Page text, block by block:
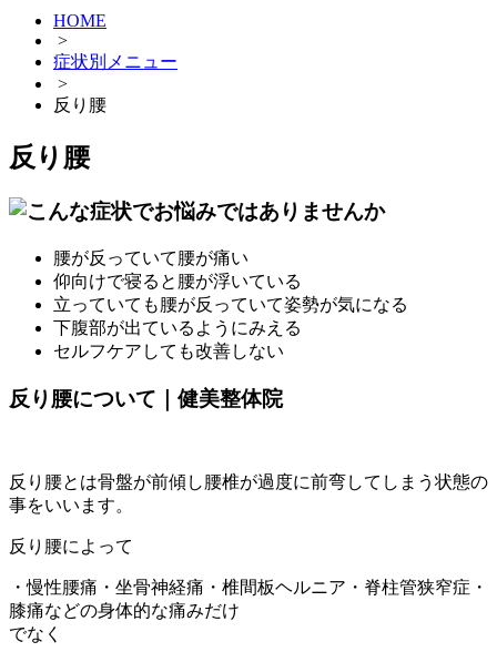
HOME
>
症状別メニュー
>
反り腰
反り腰
腰が反っていて腰が痛い
仰向けで寝ると腰が浮いている
立っていても腰が反っていて姿勢が気になる
下腹部が出ているようにみえる
セルフケアしても改善しない
反り腰について｜健美整体院
反り腰とは骨盤が前傾し腰椎が過度に前弯してしまう状態の
事をいいます。
反り腰によって
・慢性腰痛・坐骨神経痛・椎間板ヘルニア・脊柱管狭窄症・
膝痛などの身体的な痛みだけ
でなく